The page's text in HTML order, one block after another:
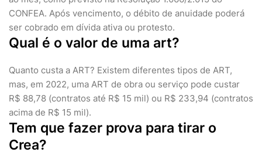
CONFEA. Após vencimento, o débito de anuidade poderá
ser cobrado em dívida ativa ou protesto.
Qual é o valor de uma art?
Quanto custa a ART? Existem diferentes tipos de ART,
mas, em 2022, uma ART de obra ou serviço pode custar
R$ 88,78 (contratos até R$ 15 mil) ou R$ 233,94 (contratos
acima de R$ 15 mil).
Tem que fazer prova para tirar o
Crea?